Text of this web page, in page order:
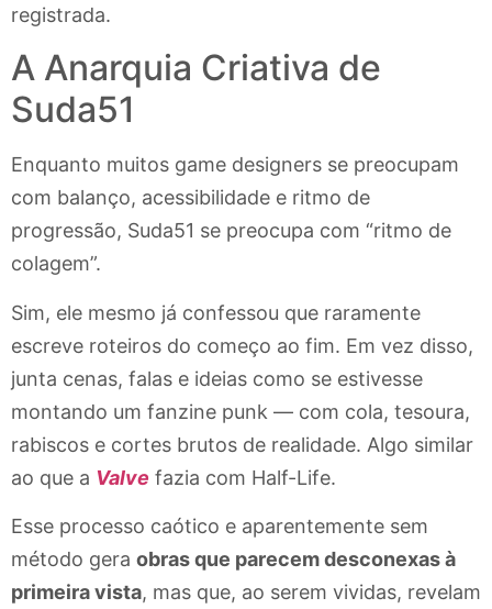
registrada.
A Anarquia Criativa de
Suda51
Enquanto muitos game designers se preocupam
com balanço, acessibilidade e ritmo de
progressão, Suda51 se preocupa com “ritmo de
colagem”.
Sim, ele mesmo já confessou que raramente
escreve roteiros do começo ao fim. Em vez disso,
junta cenas, falas e ideias como se estivesse
montando um fanzine punk — com cola, tesoura,
rabiscos e cortes brutos de realidade. Algo similar
ao que a Valve fazia com Half-Life.
Esse processo caótico e aparentemente sem
método gera obras que parecem desconexas à
primeira vista, mas que, ao serem vividas, revelam